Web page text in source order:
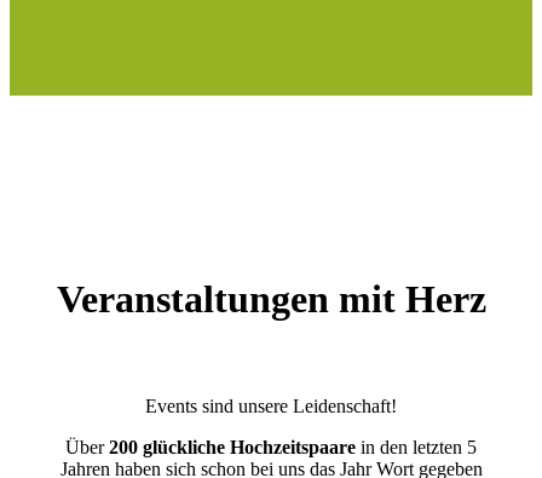
Veranstaltungen mit Herz
Events sind unsere Leidenschaft!
Über200 glückliche Hochzeitspaare in den letzten 5
Jahren haben sich schon bei uns das Jahr Wort gegeben